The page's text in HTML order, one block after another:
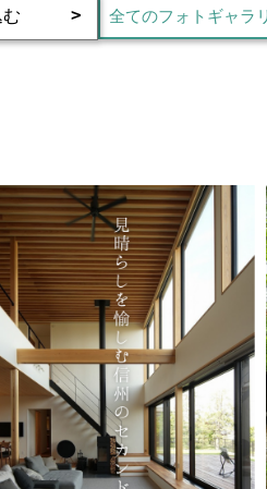
全てのフォトギャラ